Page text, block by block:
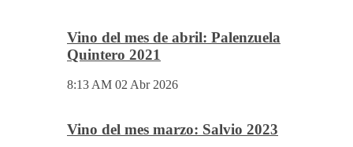
Vino del mes de abril: Palenzuela
Quintero 2021
8:13 AM 02 Abr 2026
Vino del mes marzo: Salvio 2023